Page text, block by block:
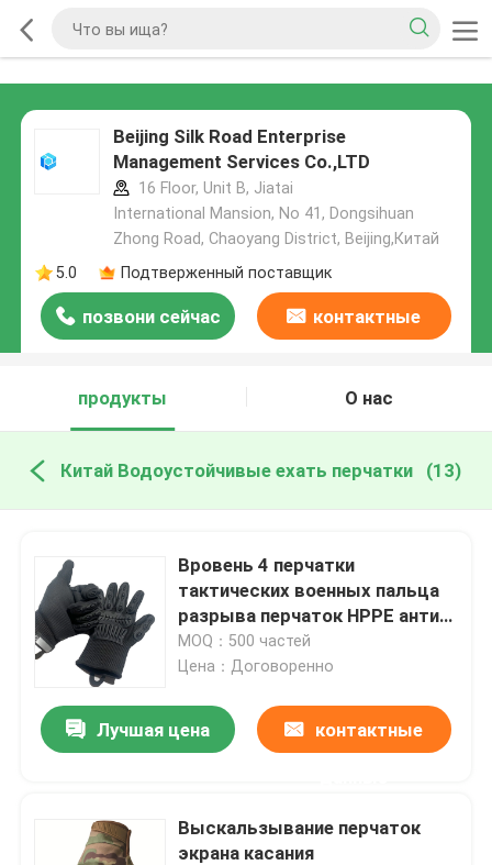
Beijing Silk Road Enterprise
Management Services Co.,LTD
16 Floor, Unit B, Jiatai
International Mansion, No 41, Dongsihuan
Zhong Road, Chaoyang District, Beijing,Китай
5.0
Подтверженный поставщик
позвони сейчас контактные
продукты
О нас
Китай Водоустойчивые ехать перчатки (13)
Вровень 4 перчатки
тактических военных пальца
разрыва перчаток HPPE анти-
полных тактических
MOQ：500 частей
Цена：Договоренно
Лучшая цена контактные
Выскальзывание перчаток
экрана касания